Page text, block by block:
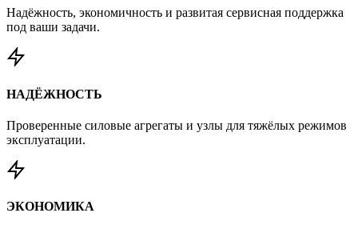
Надёжность, экономичность и развитая сервисная поддержка
под ваши задачи.
НАДЁЖНОСТЬ
Проверенные силовые агрегаты и узлы для тяжёлых режимов
эксплуатации.
ЭКОНОМИКА